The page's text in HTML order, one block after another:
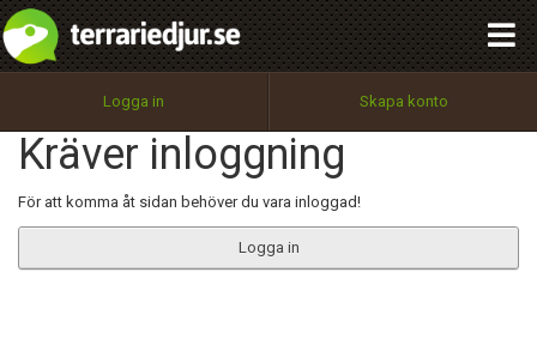
Logga in Skapa konto
Kräver inloggning
För att komma åt sidan behöver du vara inloggad!
Logga in
Utför
100%
OK
integritetspolicy
Namn:
Epost:
Begär nytt lösenord
Tillbaka till förstasidan